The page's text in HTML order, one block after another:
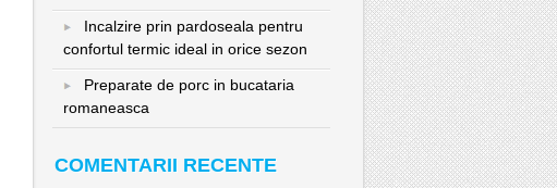
Incalzire prin pardoseala pentru
confortul termic ideal in orice sezon
Preparate de porc in bucataria
romaneasca
COMENTARII RECENTE